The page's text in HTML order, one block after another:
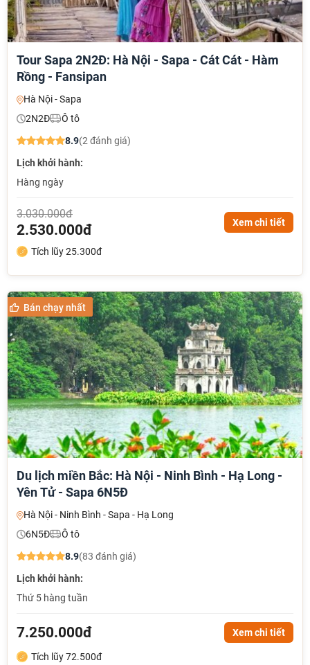
Tour Sapa 2N2Đ: Hà Nội - Sapa - Cát Cát - Hàm
Rồng - Fansipan
Hà Nội - Sapa
2N2Đ
Ô tô
8.9(2 đánh giá)
Lịch khởi hành:
Hàng ngày
3.030.000đ
2.530.000đ Xem chi tiết
Tích lũy 25.300đ
Bán chạy nhất
Du lịch miền Bắc: Hà Nội - Ninh Bình - Hạ Long -
Yên Tử - Sapa 6N5Đ
Hà Nội - Ninh Bình - Sapa - Hạ Long
6N5Đ
Ô tô
8.9(83 đánh giá)
Lịch khởi hành:
Thứ 5 hàng tuần
7.250.000đ Xem chi tiết
Tích lũy 72.500đ